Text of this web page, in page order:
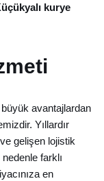
kurye
büyük avantajlardan
Yıllardır
gelişen lojistik
farklı
en